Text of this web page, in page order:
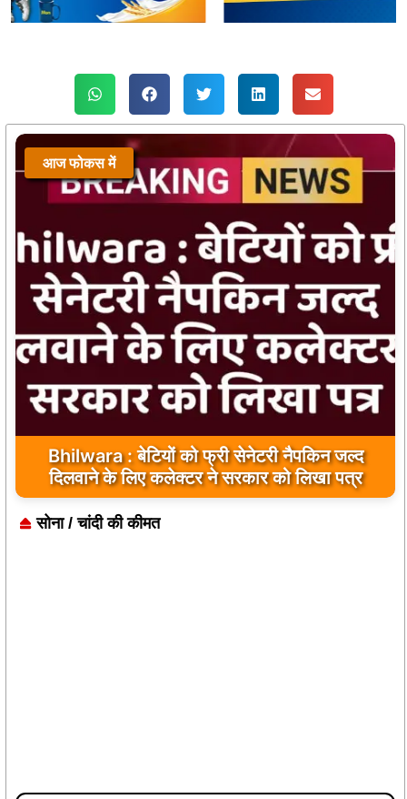
आज फोकस में
Bhilwara : बेटियों को फ्री सेनेटरी नैपकिन जल्द
दिलवाने के लिए कलेक्टर ने सरकार को लिखा पत्र
सोना / चांदी की कीमत